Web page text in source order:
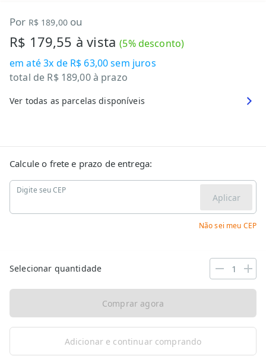
Por R$ 189,00 ou
R$ 179,55 à vista(5% desconto)
em até3x de R$ 63,00sem juros
total de R$ 189,00à prazo
Ver todas as parcelas disponíveis
Calcule o frete e prazo de entrega:
Digite seu CEP
Aplicar
Não sei meu CEP
Selecionar quantidade
Comprar agora
Adicionar e continuar comprando